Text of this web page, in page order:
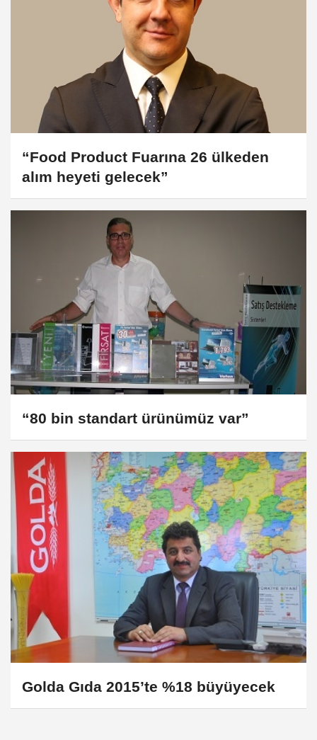
“Food Product Fuarına 26 ülkeden
alım heyeti gelecek”
“80 bin standart ürünümüz var”
Golda Gıda 2015’te %18 büyüyecek